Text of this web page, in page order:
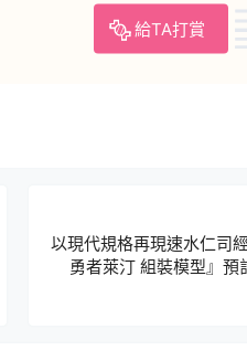
給TA打賞
以現代規格再現速水仁司
勇者萊汀 組裝模型』